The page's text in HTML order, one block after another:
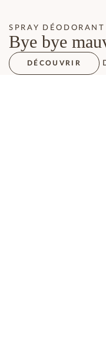
SPRAY
Bye bye
DÉCOUVRIR